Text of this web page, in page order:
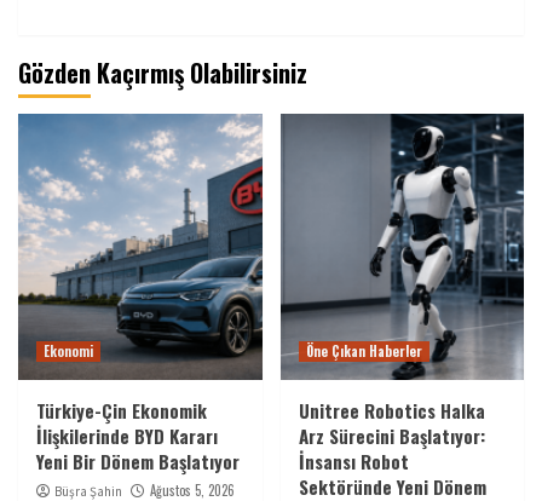
Gözden Kaçırmış Olabilirsiniz
Ekonomi
Türkiye-Çin Ekonomik
İlişkilerinde BYD Kararı
Yeni Bir Dönem Başlatıyor
Büşra Şahin Ağustos 5, 2026
Öne Çıkan Haberler
Unitree Robotics Halka
Arz Sürecini Başlatıyor:
İnsansı Robot
Sektöründe Yeni Dönem